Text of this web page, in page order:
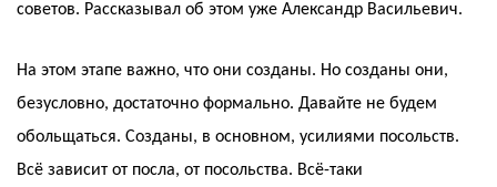
советов. Рассказывал об этом уже Александр Васильевич.
На этом этапе важно, что они созданы. Но созданы они,
безусловно, достаточно формально. Давайте не будем
обольщаться. Созданы, в основном, усилиями посольств.
Всё зависит от посла, от посольства. Всё-таки